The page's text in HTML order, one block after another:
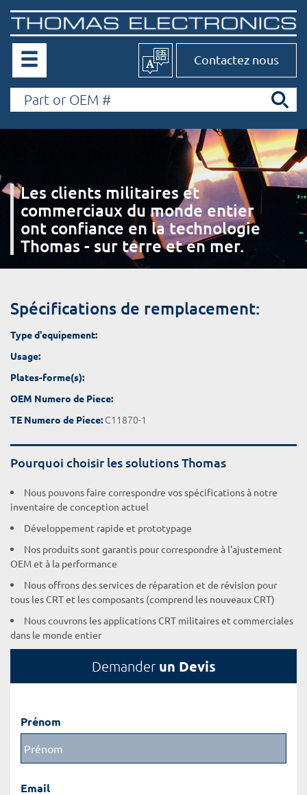
Contactez nous
Les clients militaires et
commerciaux du monde entier
ont confiance en la technologie
Thomas - sur terre et en mer.
Spécifications de remplacement:
Type d'equipement:
Usage:
Plates-forme(s):
OEM Numero de Piece:
TE Numero de Piece: C11870-1
Pourquoi choisir les solutions Thomas
Nous pouvons faire correspondre vos spécifications à notre
inventaire de conception actuel
Développement rapide et prototypage
Nos produits sont garantis pour correspondre à l'ajustement
OEM et à la performance
Nous offrons des services de réparation et de révision pour
tous les CRT et les composants (comprend les nouveaux CRT)
Nous couvrons les applications CRT militaires et commerciales
dans le monde entier
Demander un Devis
Prénom
Email